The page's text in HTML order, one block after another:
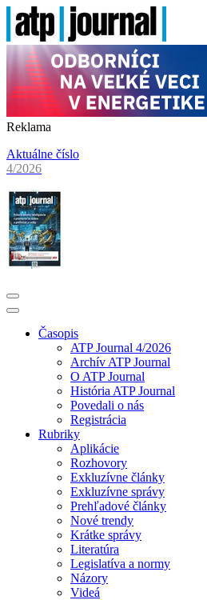
Reklama
Aktuálne číslo
4/2026
Časopis
ATP Journal 4/2026
Archív ATP Journal
O ATP Journal
História ATP Journal
Povedali o nás
Registrácia
Rubriky
Aplikácie
Rozhovory
Exkluzívne články
Exkluzívne správy
Prehľadové články
Nové trendy
Krátke správy
Literatúra
Legislatíva a normy
Názory
Videá